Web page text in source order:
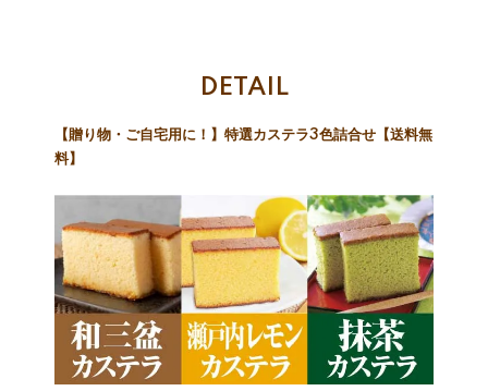
DETAIL
【贈り物・ご自宅用に！】特選カステラ3色詰合せ【送料無
料】